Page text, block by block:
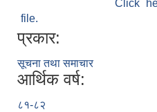
Click
file.
प्रकार:
सूचना तथा समाचार
आर्थिक वर्ष:
८१-८२